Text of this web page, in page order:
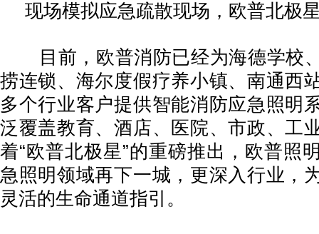
现场模拟应急疏散现场，欧普北极
目前，欧普消防已经为海德学校
捞连锁、海尔度假疗养小镇、南通西
多个行业客户提供智能消防应急照明
泛覆盖教育、酒店、医院、市政、工
着“欧普北极星”的重磅推出，欧普照
急照明领域再下一城，更深入行业，
灵活的生命通道指引。